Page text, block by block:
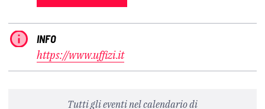
INFO
https://www.uffizi.it
Tutti gli eventi nel calendario di